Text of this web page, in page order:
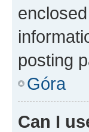
posting
Góra
Can I